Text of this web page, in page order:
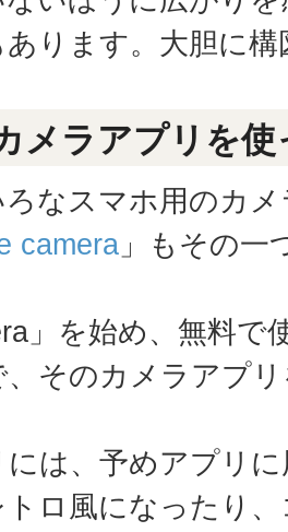
あります。大胆に
メラアプリを
なスマホ用のカ
camera 」もその一
」を始め、無料
そのカメラアプ
は、予めアプリ
ロ風になったり